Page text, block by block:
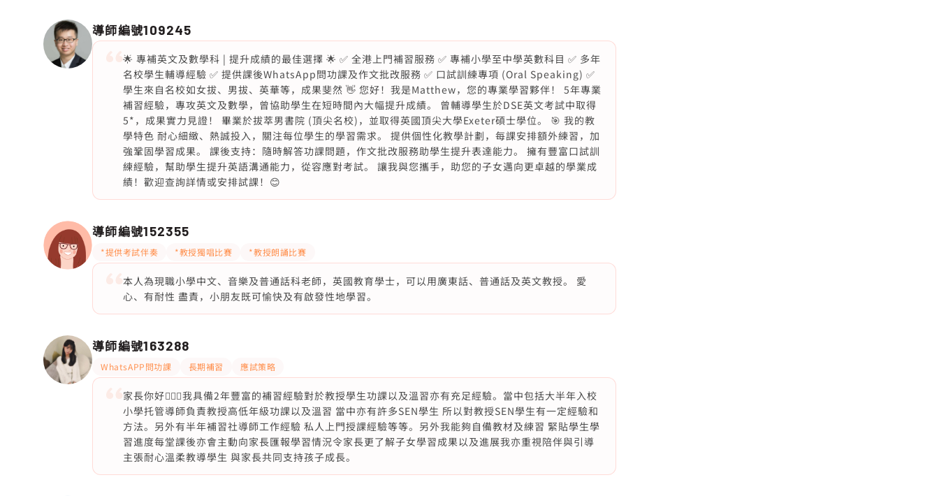
導師編號109245
🌟 專補英文及數學科 | 提升成績的最佳選擇 🌟 ✅ 全港上門補習服務 ✅ 專補小學至中學英數科目 ✅ 多年
名校學生輔導經驗 ✅ 提供課後WhatsApp問功課及作文批改服務 ✅ 口試訓練專項 (Oral Speaking) ✅
學生來自名校如女拔、男拔、英華等，成果斐然 👋 您好！我是Matthew，您的專業學習夥伴！ 5年專業
補習經驗，專攻英文及數學，曾協助學生在短時間內大幅提升成績。 曾輔導學生於DSE英文考試中取得
5*，成果實力見證！ 畢業於拔萃男書院 (頂尖名校)，並取得英國頂尖大學Exeter碩士學位。 🎯 我的教
學特色 耐心細緻、熱誠投入，關注每位學生的學習需求。 提供個性化教學計劃，每課安排額外練習，加
強鞏固學習成果。 課後支持：隨時解答功課問題，作文批改服務助學生提升表達能力。 擁有豐富口試訓
練經驗，幫助學生提升英語溝通能力，從容應對考試。 讓我與您攜手，助您的子女邁向更卓越的學業成
績！歡迎查詢詳情或安排試課！😊
導師編號152355
*提供考試伴奏 *教授獨唱比賽 *教授朗誦比賽
本人為現職小學中文、音樂及普通話科老師，英國教育學士，可以用廣東話、普通話及英文教授。 愛
心、有耐性 盡責，小朋友既可愉快及有啟發性地學習。
導師編號163288
WhatsAPP問功課 長期補習 應試策略
家長你好🙇🏻‍♀️我具備2年豐富的補習經驗對於教授學生功課以及溫習亦有充足經驗。當中包括大半年入校
小學托管導師負責教授高低年級功課以及溫習 當中亦有許多SEN學生 所以對教授SEN學生有一定經驗和
方法。另外有半年補習社導師工作經驗 私人上門授課經驗等等。另外我能夠自備教材及練習 緊貼學生學
習進度每堂課後亦會主動向家長匯報學習情況令家長更了解子女學習成果以及進展我亦重視陪伴與引導
主張耐心溫柔教導學生 與家長共同支持孩子成長。